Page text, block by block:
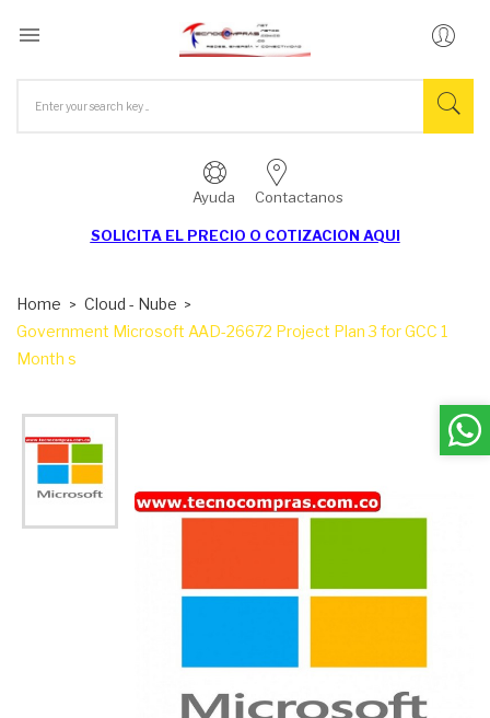

Ayuda Contactanos
SOLICITA EL PRECIO O COTIZACION AQUI
Home
Cloud - Nube
Government Microsoft AAD-26672 Project Plan 3 for GCC 1
Month s